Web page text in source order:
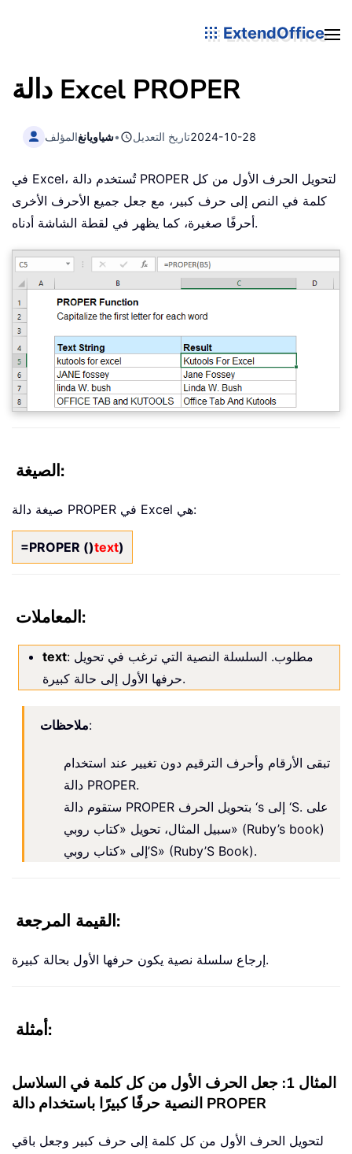
ExtendOffice
دالة Excel PROPER
المؤلفشياويانغ• تاريخ التعديل2024-10-28
في Excel، تُستخدم دالة PROPER لتحويل الحرف الأول من كل
كلمة في النص إلى حرف كبير، مع جعل جميع الأحرف الأخرى
أحرفًا صغيرة، كما يظهر في لقطة الشاشة أدناه.
الصيغة:
صيغة دالة PROPER في Excel هي:
=PROPER ()text)
المعاملات:
text: مطلوب. السلسلة النصية التي ترغب في تحويل
حرفها الأول إلى حالة كبيرة.
ملاحظات:
تبقى الأرقام وأحرف الترقيم دون تغيير عند استخدام
دالة PROPER.
ستقوم دالة PROPER بتحويل الحرف ‘s إلى ‘S. على
سبيل المثال، تحويل «كتاب روبي» (Ruby’s book)
إلى «كتاب روبي’S» (Ruby’S Book).
القيمة المرجعة:
إرجاع سلسلة نصية يكون حرفها الأول بحالة كبيرة.
أمثلة:
المثال 1: جعل الحرف الأول من كل كلمة في السلاسل
النصية حرفًا كبيرًا باستخدام دالة PROPER
لتحويل الحرف الأول من كل كلمة إلى حرف كبير وجعل باقي